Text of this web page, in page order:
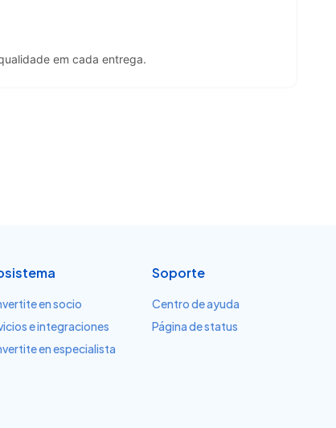
em cada entrega.
en socio
e integraciones
en especialista
Soporte
Centro de ayuda
Página de status